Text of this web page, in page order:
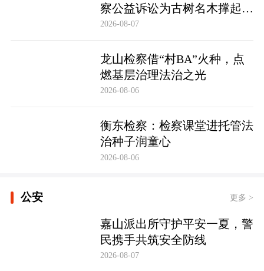
察公益诉讼为古树名木撑起法
治“保护伞”
2026-08-07
龙山检察借“村BA”火种，点
燃基层治理法治之光
2026-08-06
衡东检察：检察课堂进托管法
治种子润童心
2026-08-06
公安 更多 >
嘉山派出所守护平安一夏，警
民携手共筑安全防线
2026-08-07